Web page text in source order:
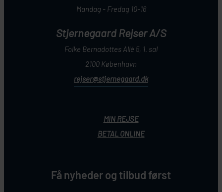
Mandag - Fredag 10-16
Stjernegaard Rejser A/S
Folke Bernadottes Allé 5, 1. sal
2100 København
rejser@stjernegaard.dk
MIN REJSE
BETAL ONLINE
Få nyheder og tilbud først